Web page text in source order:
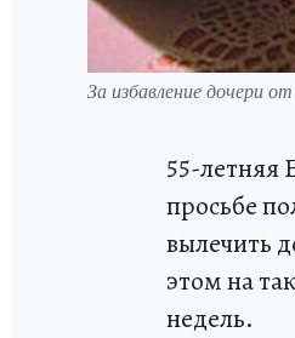
За избавление дочери
55-летняя
просьбе
вылечить
этом на
недель.